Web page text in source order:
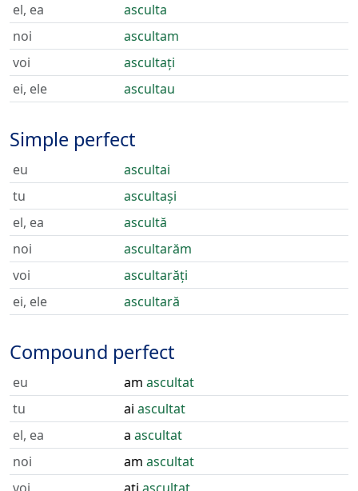
el, ea
asculta
noi
ascultam
voi
ascultați
ei, ele
ascultau
Simple perfect
eu
ascultai
tu
ascultași
el, ea
ascultă
noi
ascultarăm
voi
ascultarăți
ei, ele
ascultară
Compound perfect
eu am ascultat
tu
ai ascultat
el, ea
a ascultat
noi
am ascultat